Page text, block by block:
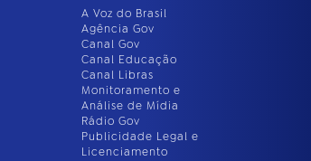
A Voz do Brasil
Agência Gov
Canal Gov
Canal Educação
Canal Libras
Monitoramento e
Análise de Mídia
Rádio Gov
Publicidade Legal e
Licenciamento